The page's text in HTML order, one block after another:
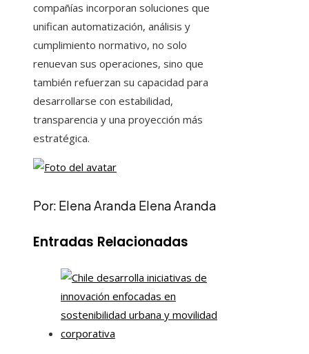
compañías incorporan soluciones que
unifican automatización, análisis y
cumplimiento normativo, no solo
renuevan sus operaciones, sino que
también refuerzan su capacidad para
desarrollarse con estabilidad,
transparencia y una proyección más
estratégica.
Por: Elena Aranda Elena Aranda
Entradas Relacionadas